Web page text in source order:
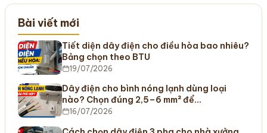
Bài viết mới
Tiết diện dây điện cho điều hòa bao nhiêu?
Bảng chọn theo BTU
19/07/2026
Dây điện cho bình nóng lạnh dùng loại
nào? Chọn đúng 2,5–6 mm² để…
16/07/2026